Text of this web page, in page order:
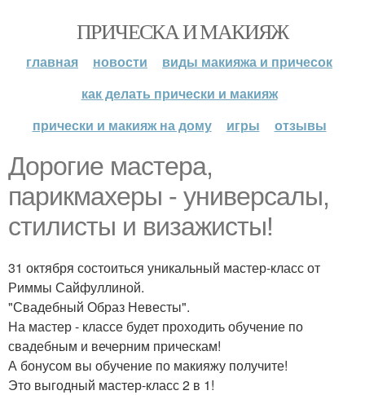
ПРИЧЕСКА И МАКИЯЖ
главная новости
виды макияжа и причесок
как делать прически и макияж
прически и макияж на дому
игры отзывы
Дорогие мастера,
парикмахеры - универсалы,
стилисты и визажисты!
31 октября состоиться уникальный мастер-класс от
Риммы Сайфуллиной.
"Свадебный Образ Невесты".
На мастер - классе будет проходить обучение по
свадебным и вечерним прическам!
А бонусом вы обучение по макияжу получите!
Это выгодный мастер-класс 2 в 1!